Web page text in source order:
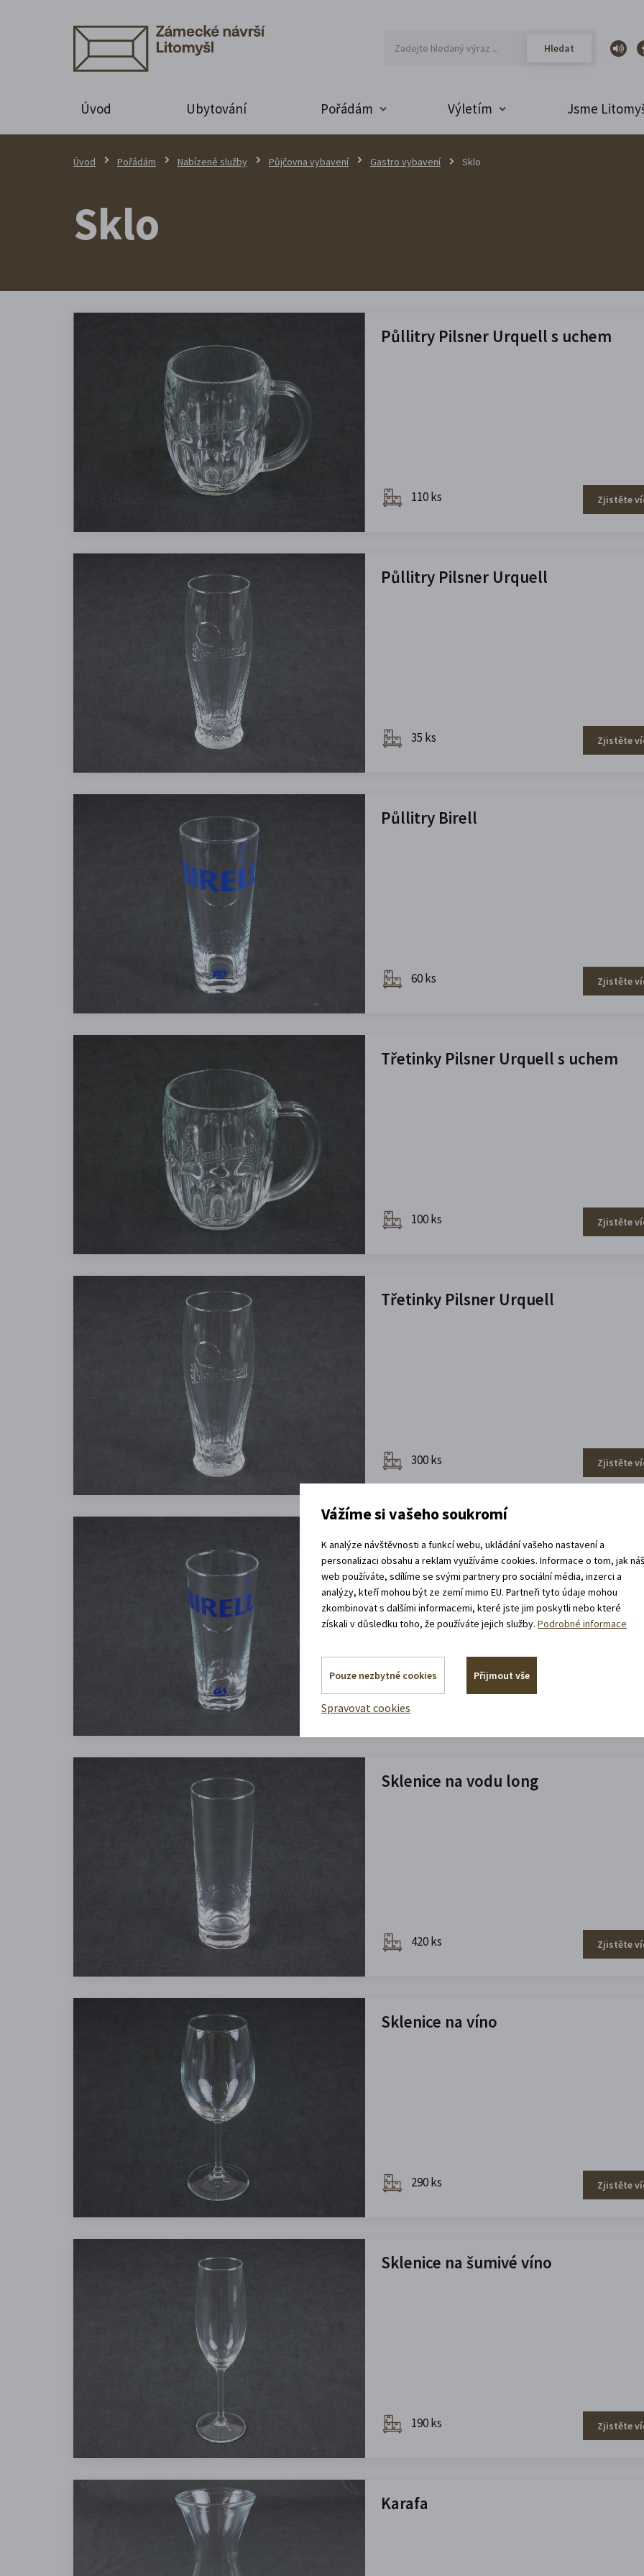
Úvod Ubytování Pořádám Výletím Jsme
Úvod Pořádám Nabízené služby Půjčovna vybavení Gastro vybavení Sklo
Sklo
Půllitry Pilsner Urquell s uchem
110 ks Zjistěte
Půllitry Pilsner Urquell
35 ks Zjistěte
Půllitry Birell
60 ks Zjistěte
Třetinky Pilsner Urquell s uchem
100 ks Zjistěte
Třetinky Pilsner Urquell
300 ks Zjistěte
Třetinky Birell
Sklenice na vodu long
420 ks Zjistěte
Sklenice na víno
290 ks Zjistěte
Sklenice na šumivé víno
190 ks Zjistěte
Karafa
Vážíme si vašeho soukromí
K analýze návštěvnosti a funkcí webu, ukládání vašeho nastavení a
personalizaci obsahu a reklam využíváme cookies. Informace o tom, jak
web používáte, sdílíme se svými partnery pro sociální média, inzerci a
analýzy, kteří mohou být ze zemí mimo EU. Partneři tyto údaje mohou
zkombinovat s dalšími informacemi, které jste jim poskytli nebo které
získali v důsledku toho, že používáte jejich služby.Podrobné informace
Pouze nezbytné cookies Přijmout vše
Spravovat cookies